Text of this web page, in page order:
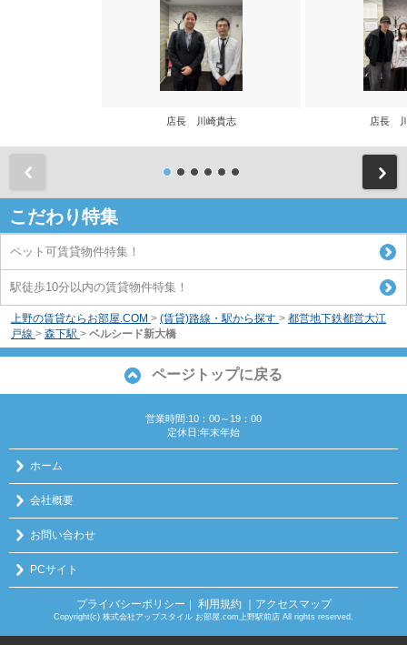
店長 川崎貴志 店長
こだわり特集
ペット可賃貸物件特集！
駅徒歩10分以内の賃貸物件特集！
上野の賃貸ならお部屋.COM > (賃貸)路線・駅から探す > 都営地下鉄都営大江
戸線 > 森下駅 > ベルシード新大橋
ページトップに戻る
営業時間:10：00～19：00
定休日:年末年始
ホーム
会社概要
お問い合わせ
PCサイト
プライバシーポリシー 利用規約 ｜アクセスマップ
Copyright(c) 株式会社アップスタイル お部屋.com上野駅前店 All rights reserved.